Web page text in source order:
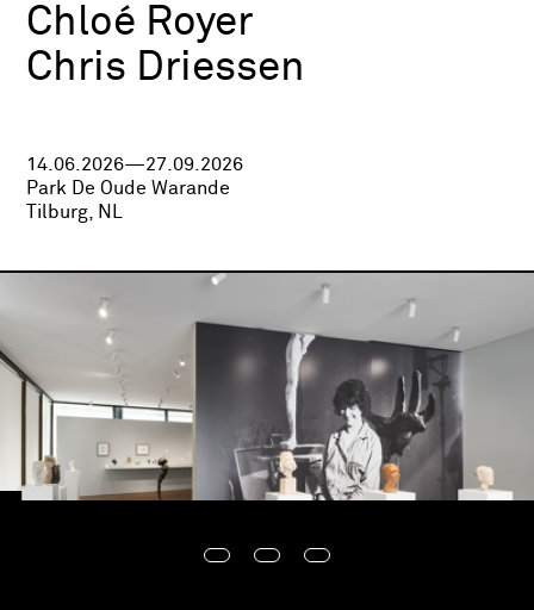
Chloé Royer
Chris Driessen
14.06.2026—27.09.2026
Park De Oude Warande
Tilburg, NL